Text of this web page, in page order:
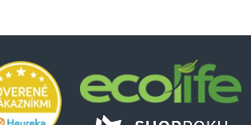
voskové obrúsky zmeniť váš
potravín ? Preskúmajte celú ponuku,
a dizajny a vyberte si tie, ktoré